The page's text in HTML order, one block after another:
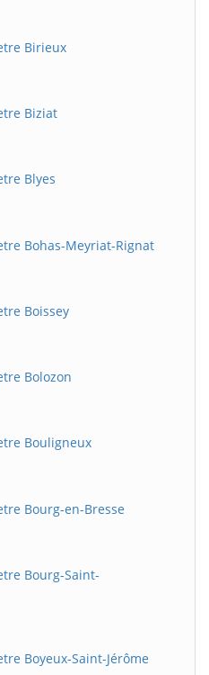
Birieux
Biziat
Blyes
Bohas-Meyriat-Rignat
Boissey
Bolozon
Bouligneux
Bourg-en-Bresse
Bourg-Saint-
Boyeux-Saint-Jérôme